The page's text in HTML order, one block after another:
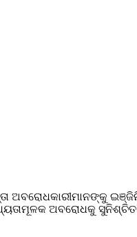
ଅବରୋଧକାରୀମାନଙ୍କୁ
ଅବରୋଧକୁ ସୁନିଶ୍ଚିତ